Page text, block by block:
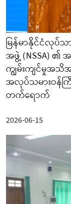
မြန်မာနိုင်ငံလုပ်သာ
အဖွဲ့ (NSSA)
ကျွမ်းကျင်မှုအ
အလုပ်သမားဝန်ကြီ
တက်ရောက်
2026-06-15